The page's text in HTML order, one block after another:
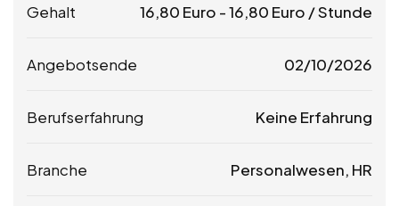
Gehalt 16,80 Euro -16,80 Euro / Stunde
Angebotsende 02/10/2026
Berufserfahrung Keine Erfahrung
Branche Personalwesen, HR